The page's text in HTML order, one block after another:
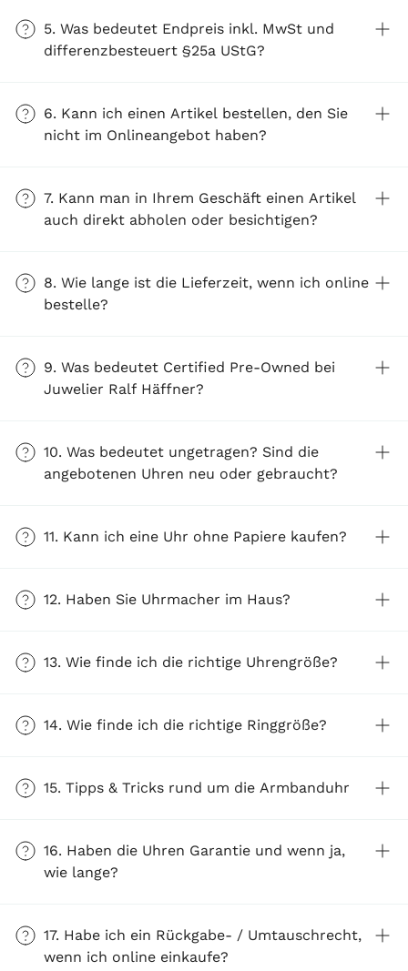
5. Was bedeutet Endpreis inkl. MwSt und
differenzbesteuert §25a UStG?
6. Kann ich einen Artikel bestellen, den Sie
nicht im Onlineangebot haben?
7. Kann man in Ihrem Geschäft einen Artikel
auch direkt abholen oder besichtigen?
8. Wie lange ist die Lieferzeit, wenn ich online
bestelle?
9. Was bedeutet Certified Pre-Owned bei
Juwelier Ralf Häffner?
10. Was bedeutet ungetragen? Sind die
angebotenen Uhren neu oder gebraucht?
11. Kann ich eine Uhr ohne Papiere kaufen?
12. Haben Sie Uhrmacher im Haus?
13. Wie finde ich die richtige Uhrengröße?
14. Wie finde ich die richtige Ringgröße?
15. Tipps & Tricks rund um die Armbanduhr
16. Haben die Uhren Garantie und wenn ja,
wie lange?
17. Habe ich ein Rückgabe- / Umtauschrecht,
wenn ich online einkaufe?